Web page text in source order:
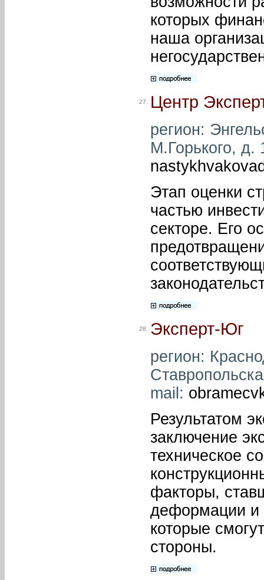
которых
наша
27. Центр
регион:
М.Горького, д.
Этап оценки
частью
секторе. Его
28. Эксперт-Юг
регион:
mail:
Результатом
заключение
техническое
факторы,
деформации и
которые
стороны.